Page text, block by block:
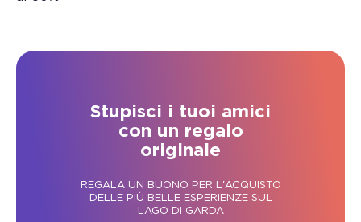
Stupisci i tuoi amici
con un regalo
originale
REGALA UN BUONO PER L'ACQUISTO
DELLE PIÙ BELLE ESPERIENZE SUL
LAGO DI GARDA